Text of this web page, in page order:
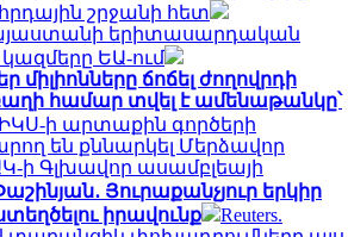
շրջանի հետ
երիտասարդական
ԵԱ-ում
միլիոնները ճոճել ժողովրդի
համար տվել է ամենաթանկը՝
ի արտաքին գործերի
են քննարկել Մերձավոր
ի Գլխավոր ասամբլեայի
Յուրաքանչյուր երկիր
իրավունք
Reuters.